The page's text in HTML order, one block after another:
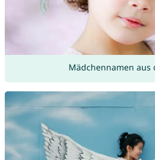
Mädchennamen aus